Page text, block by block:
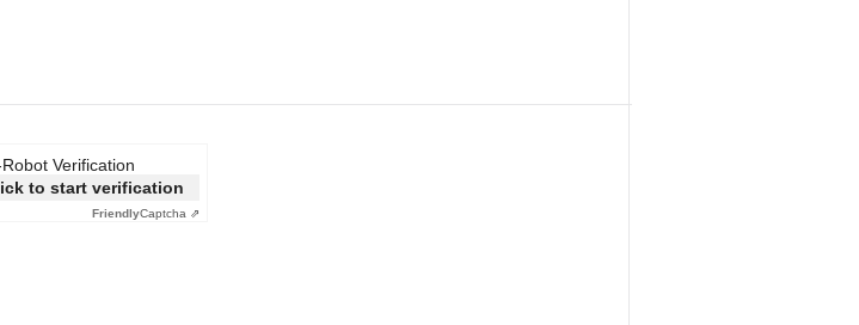
Verification
to start verification
FriendlyCaptcha ⇗